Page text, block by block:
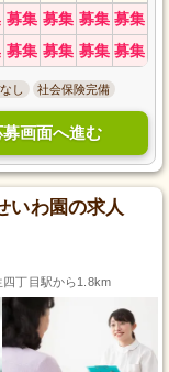
募集 募集 募集 募集
募集 募集 募集 募集
し 社会保険完備
募画面へ進む
いわ園の求人
丁目駅から1.8km